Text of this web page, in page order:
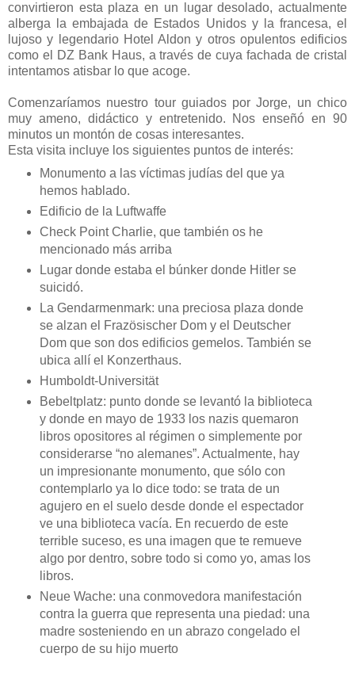
convirtieron esta plaza en un lugar desolado, actualmente
alberga la embajada de Estados Unidos y la francesa, el
lujoso y legendario Hotel Aldon y otros opulentos edificios
como el DZ Bank Haus, a través de cuya fachada de cristal
intentamos atisbar lo que acoge.
Comenzaríamos nuestro tour guiados por Jorge, un chico
muy ameno, didáctico y entretenido. Nos enseñó en 90
minutos un montón de cosas interesantes.
Esta visita incluye los siguientes puntos de interés:
Monumento a las víctimas judías del que ya
hemos hablado.
Edificio de la Luftwaffe
Check Point Charlie, que también os he
mencionado más arriba
Lugar donde estaba el búnker donde Hitler se
suicidó.
La Gendarmenmark: una preciosa plaza donde
se alzan el Frazösischer Dom y el Deutscher
Dom que son dos edificios gemelos. También se
ubica allí el Konzerthaus.
Humboldt-Universität
Bebeltplatz: punto donde se levantó la biblioteca
y donde en mayo de 1933 los nazis quemaron
libros opositores al régimen o simplemente por
considerarse “no alemanes”. Actualmente, hay
un impresionante monumento, que sólo con
contemplarlo ya lo dice todo: se trata de un
agujero en el suelo desde donde el espectador
ve una biblioteca vacía. En recuerdo de este
terrible suceso, es una imagen que te remueve
algo por dentro, sobre todo si como yo, amas los
libros.
Neue Wache: una conmovedora manifestación
contra la guerra que representa una piedad: una
madre sosteniendo en un abrazo congelado el
cuerpo de su hijo muerto